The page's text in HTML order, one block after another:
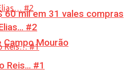
60 mil em 31 vales compras
Mourão
#2
Reis… #1